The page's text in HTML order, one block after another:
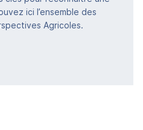
ici l’ensemble des
Agricoles.